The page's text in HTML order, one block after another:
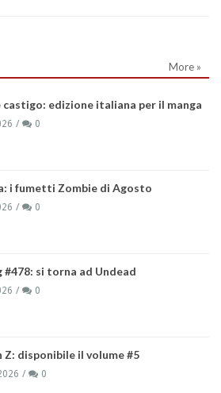
More »
edizione italiana per il manga
0
i fumetti Zombie di Agosto
0
#478: si torna ad Undead
0
Z: disponibile il volume #5
0